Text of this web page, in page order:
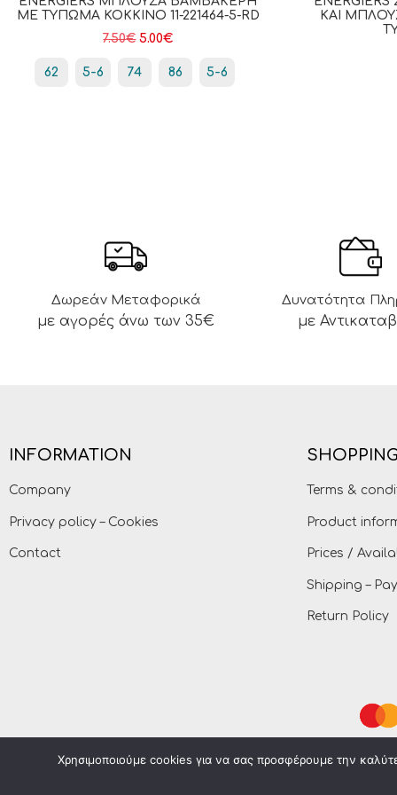
ΜΕ ΤΎΠΩΜΑ ΚΟΚΚΙΝΟ 11-221464-5-RD
7.50€ 5.00€
62 5-6 74 86 5-6
ΚΑΙ
Δωρεάν Μεταφορικά
με αγορές άνω των 35€
Δυνατότητα
με
INFORMATION
Company
Privacy policy – Cookies
Contact
Terms &
Product
Prices /
Shipping –
Return Policy
Χρησιμοποιούμε cookies για να σας προσφέρουμε την